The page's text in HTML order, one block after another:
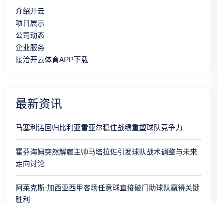
介绍开云
项目展示
公司动态
企业服务
接洽开云体育APP下载
最新资讯
马塞利诺回归比利亚雷亚尔稳住战绩重塑球队竞争力
霍芬海姆突然解雇主帅马塔拉佐引发球队战术调整与未来
走向讨论
阿莱克斯·加西亚西甲客场任意球直接破门助球队赢得关键
胜利